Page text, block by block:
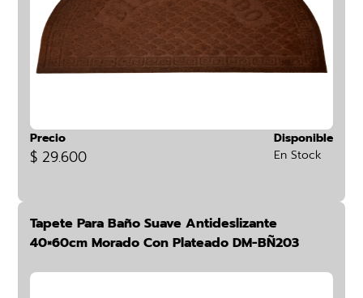
Precio
$ 29.600
Disponible
En Stock
Tapete Para Baño Suave Antideslizante
40×60cm Morado Con Plateado DM-BÑ203